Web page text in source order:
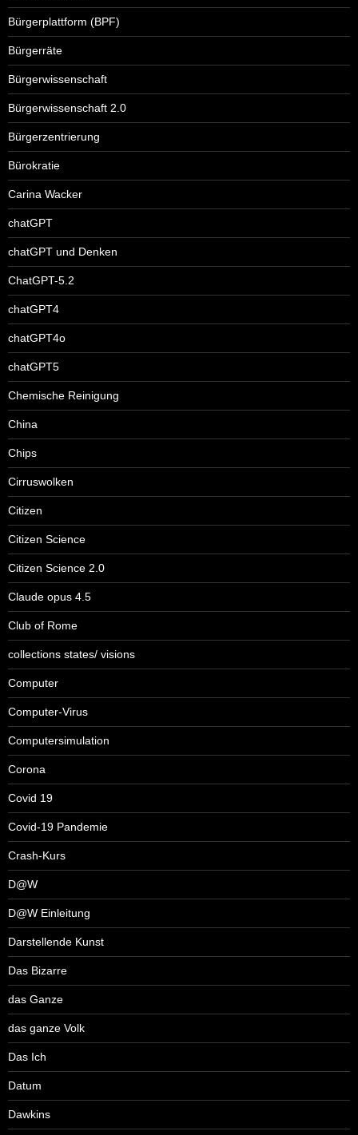
Bürgerplattform (BPF)
Bürgerräte
Bürgerwissenschaft
Bürgerwissenschaft 2.0
Bürgerzentrierung
Bürokratie
Carina Wacker
chatGPT
chatGPT und Denken
ChatGPT-5.2
chatGPT4
chatGPT4o
chatGPT5
Chemische Reinigung
China
Chips
Cirruswolken
Citizen
Citizen Science
Citizen Science 2.0
Claude opus 4.5
Club of Rome
collections states/ visions
Computer
Computer-Virus
Computersimulation
Corona
Covid 19
Covid-19 Pandemie
Crash-Kurs
D@W
D@W Einleitung
Darstellende Kunst
Das Bizarre
das Ganze
das ganze Volk
Das Ich
Datum
Dawkins